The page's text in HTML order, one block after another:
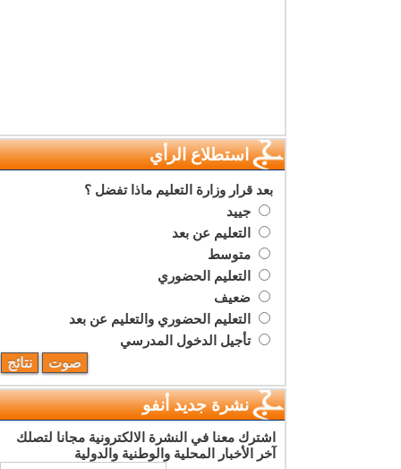
استطلاع الرأي
بعد قرار وزارة التعليم ماذا تفضل ؟
جييد
التعليم عن بعد
متوسط
التعليم الحضوري
ضعيف
التعليم الحضوري والتعليم عن بعد
تأجيل الدخول المدرسي
نشرة جديد أنفو
اشترك معنا في النشرة الالكترونية مجانا لتصلك
آخر الأخبار المحلية والوطنية والدولية